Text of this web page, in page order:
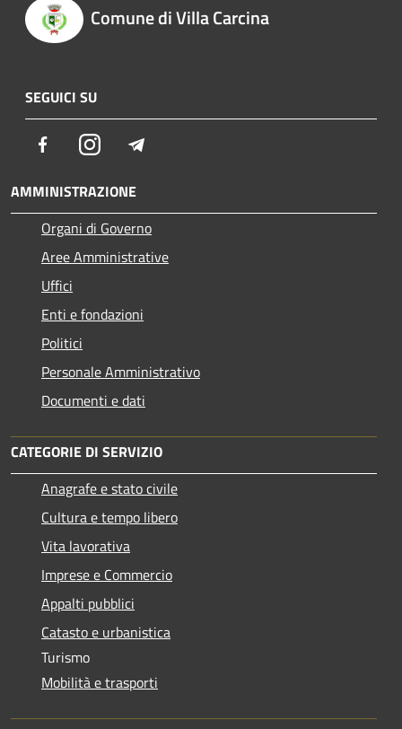
Comune di Villa Carcina
SEGUICI SU
FacebookInstagram
AMMINISTRAZIONE
Organi di Governo
Aree Amministrative
Uffici
Enti e fondazioni
Politici
Personale Amministrativo
Documenti e dati
CATEGORIE DI SERVIZIO
Anagrafe e stato civile
Cultura e tempo libero
Vita lavorativa
Imprese e Commercio
Appalti pubblici
Catasto e urbanistica
Turismo
Mobilità e trasporti